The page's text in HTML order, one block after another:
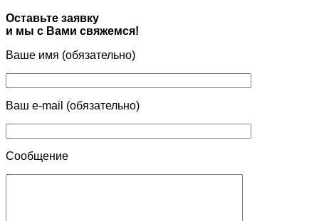
Оставьте заявку
и мы с Вами свяжемся!
Ваше имя (обязательно)
Ваш e-mail (обязательно)
Сообщение